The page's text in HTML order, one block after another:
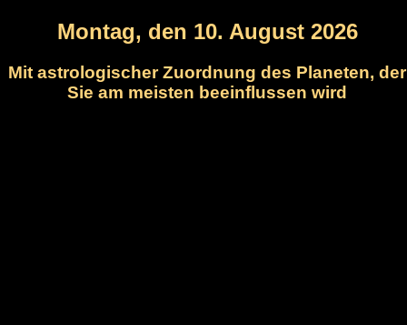
Montag, den 10. August 2026
Mit astrologischer Zuordnung des Planeten, der
Sie am meisten beeinflussen wird